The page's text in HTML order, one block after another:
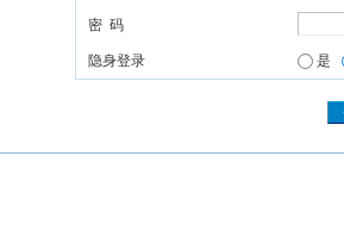
密 码
隐身登录 是